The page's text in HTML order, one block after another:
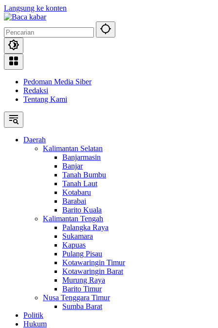
Langsung ke konten
Pedoman Media Siber
Redaksi
Tentang Kami
Daerah
Kalimantan Selatan
Banjarmasin
Banjar
Tanah Bumbu
Tanah Laut
Kotabaru
Barabai
Barito Kuala
Kalimantan Tengah
Palangka Raya
Sukamara
Kapuas
Pulang Pisau
Kotawaringin Timur
Kotawaringin Barat
Murung Raya
Barito Timur
Nusa Tenggara Timur
Sumba Barat
Politik
Hukum